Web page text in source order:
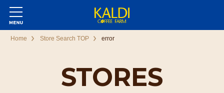
STORES
Home Store Search TOP error